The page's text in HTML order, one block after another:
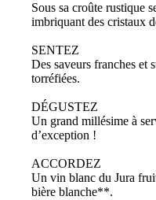
Sous sa croûte rustique
imbriquant des cristaux
SENTEZ
Des saveurs franches et
torréfiées.
DÉGUSTEZ
Un grand millésime à
d’exception !
ACCORDEZ
Un vin blanc du Jura
bière blanche**.